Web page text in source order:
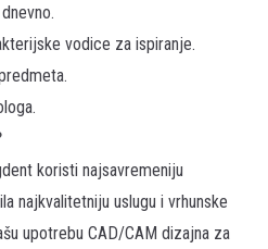
vodice za ispiranje.
koristi najsavremeniju
najkvalitetniju uslugu i vrhunske
upotrebu CAD/CAM dizajna za